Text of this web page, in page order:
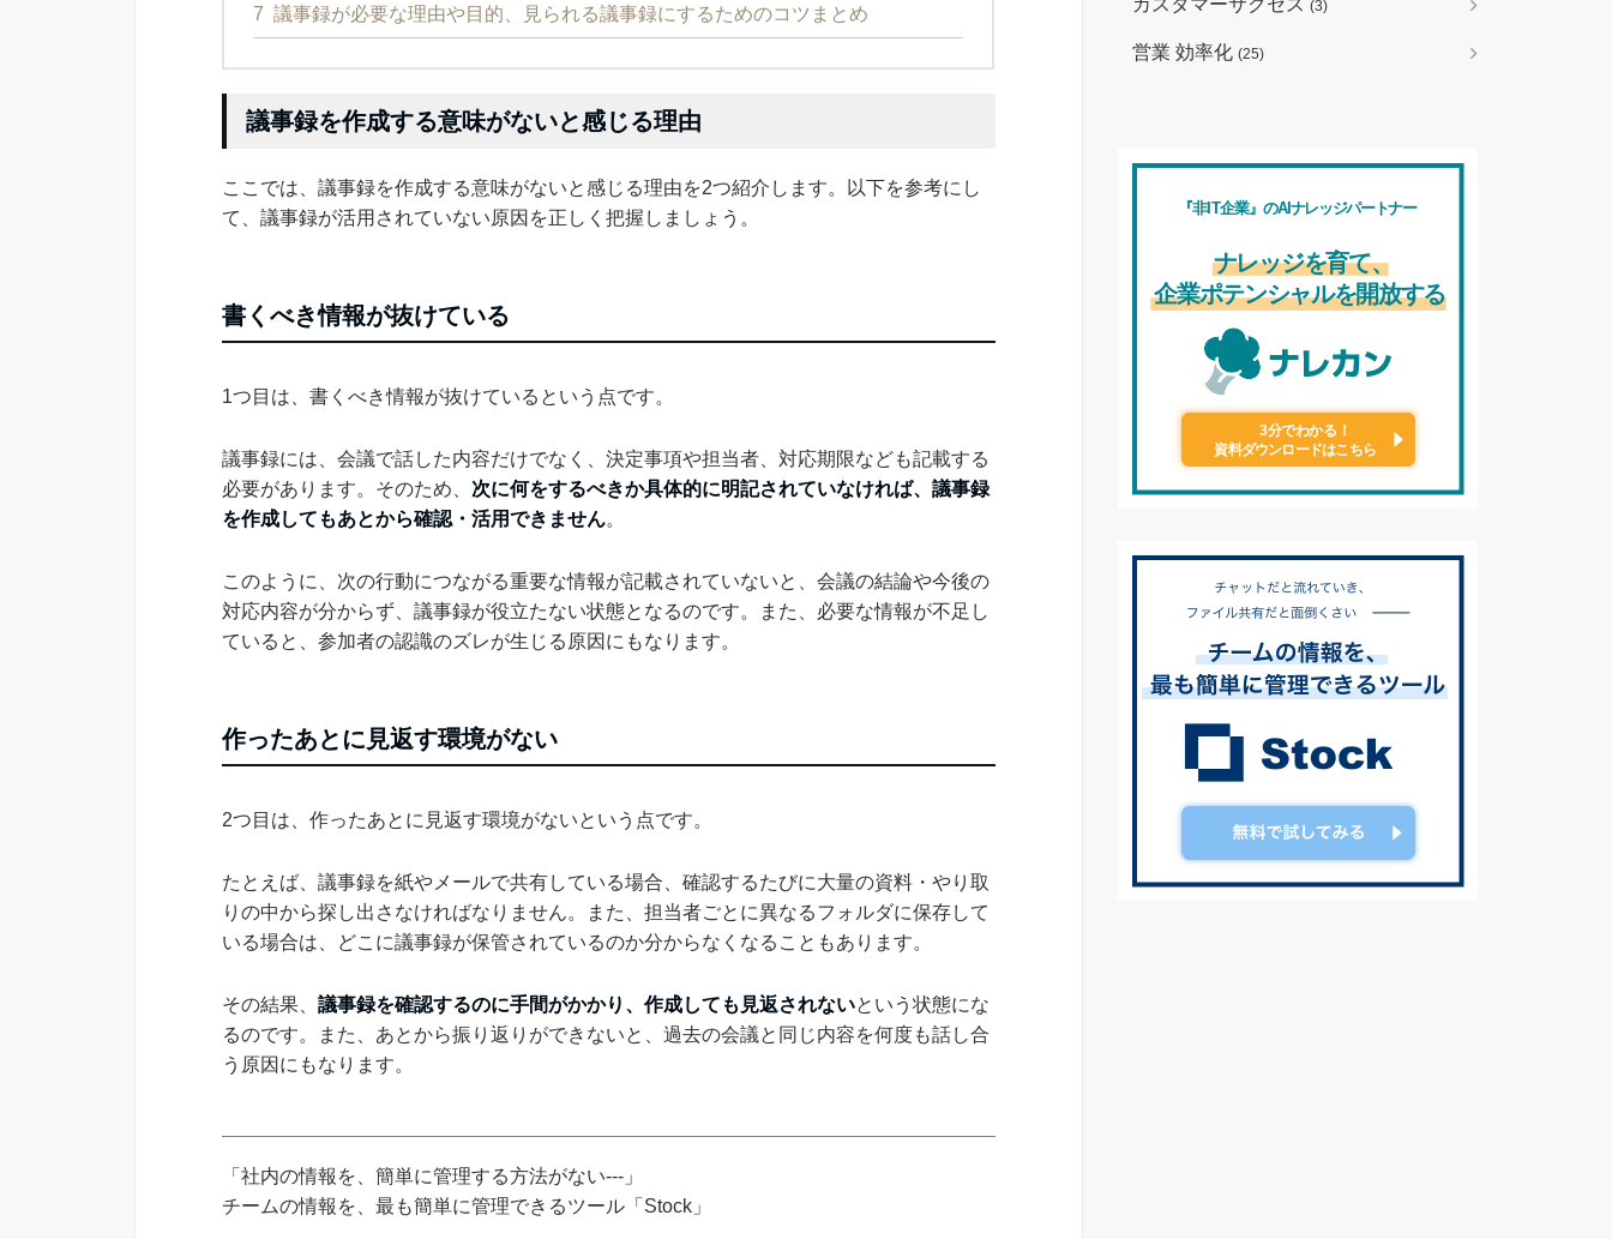
7 議事録が必要な理由や目的、見られる議事録にするためのコツまとめ
議事録を作成する意味がないと感じる理由
ここでは、議事録を作成する意味がないと感じる理由を2つ紹介します。以下を参考にし
て、議事録が活用されていない原因を正しく把握しましょう。
書くべき情報が抜けている
1つ目は、書くべき情報が抜けているという点です。
議事録には、会議で話した内容だけでなく、決定事項や担当者、対応期限なども記載する
必要があります。そのため、 次に何をするべきか具体的に明記されていなければ、議事録
を作成してもあとから確認・活用できません。
このように、次の行動につながる重要な情報が記載されていないと、会議の結論や今後の
対応内容が分からず、議事録が役立たない状態となるのです。また、必要な情報が不足し
ていると、参加者の認識のズレが生じる原因にもなります。
作ったあとに見返す環境がない
2つ目は、作ったあとに見返す環境がないという点です。
たとえば、議事録を紙やメールで共有している場合、確認するたびに大量の資料・やり取
りの中から探し出さなければなりません。また、担当者ごとに異なるフォルダに保存して
いる場合は、どこに議事録が保管されているのか分からなくなることもあります。
その結果、 議事録を確認するのに手間がかかり、作成しても見返されないという状態にな
るのです。また、あとから振り返りができないと、過去の会議と同じ内容を何度も話し合
う原因にもなります。
「社内の情報を、簡単に管理する方法がない---」
チームの情報を、最も簡単に管理できるツール「Stock」
カスタマーサクセス (3)
営業 効率化 (25)